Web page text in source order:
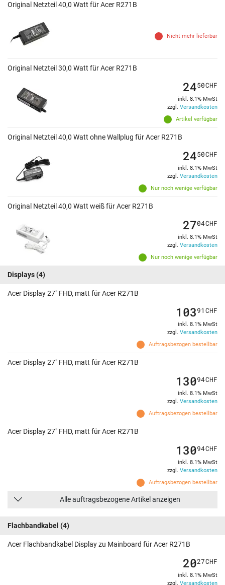
Original Netzteil 40,0 Watt für Acer R271B
Nicht mehr lieferbar
Original Netzteil 30,0 Watt für Acer R271B
Artikel verfügbar
2450CHF
inkl. 8.1% MwSt
zzgl. Versandkosten
Original Netzteil 40,0 Watt ohne Wallplug für Acer R271B
Nur noch wenige verfügbar
2450CHF
inkl. 8.1% MwSt
zzgl. Versandkosten
Original Netzteil 40,0 Watt weiß für Acer R271B
Nur noch wenige verfügbar
2704CHF
inkl. 8.1% MwSt
zzgl. Versandkosten
Displays(4)
Acer Display 27" FHD, matt für Acer R271B
Auftragsbezogen bestellbar
10391 CHF
inkl. 8.1% MwSt
zzgl. Versandkosten
Acer Display 27" FHD, matt für Acer R271B
Auftragsbezogen bestellbar
13094CHF
inkl. 8.1% MwSt
zzgl. Versandkosten
Acer Display 27" FHD, matt für Acer R271B
Auftragsbezogen bestellbar
13094CHF
inkl. 8.1% MwSt
zzgl. Versandkosten
Alle auftragsbezogene Artikel anzeigen
Flachbandkabel (4)
Acer Flachbandkabel Display zu Mainboard für Acer R271B
2027CHF
inkl. 8.1% MwSt
zzgl. Versandkosten